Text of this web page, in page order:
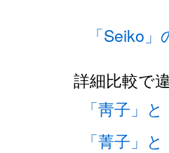
「Seiko
詳細比較で
「靑子」と
「菁子」と